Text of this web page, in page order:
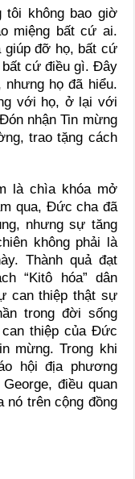
tôi không bao giờ
miệng bất cứ ai.
giúp đỡ họ, bất cứ
cứ điều gì. Đây
nhưng họ đã hiểu.
với họ, ở lại với
nhận Tin mừng
trao tặng cách
là chìa khóa mở
qua, Đức cha đã
nhưng sự tăng
không phải là
Thành quả đạt
“Kitô hóa” dân
can thiệp thật sự
trong đời sống
thiệp của Đức
mừng. Trong khi
hội địa phương
điều quan
nó trên cộng đồng